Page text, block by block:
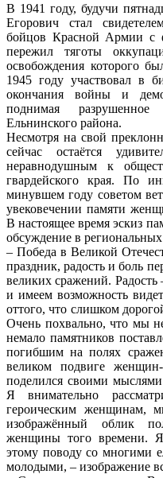
В 1941 году, будучи
Егорович стал
бойцов Красной Армии с
пережил тяготы
освобождения которого
1945 году участвовал в
окончания войны и
поднимая
Ельнинского района.
Несмотря на свой
сейчас остаётся
неравнодушным к
гвардейского края. По
минувшем году советом
увековечении памяти
В настоящее время эскиз
обсуждение в
– Победа в Великой
праздник, радость и боль
великих сражений.
и имеем возможность
оттого, что слишком
Очень похвально, что мы
немало памятников
погибшим на полях
великом подвиге
поделился своими
Я внимательно
героическим женщинам,
изображённый облик
женщины того времени. Я
этому поводу со многими
молодыми, – изображение